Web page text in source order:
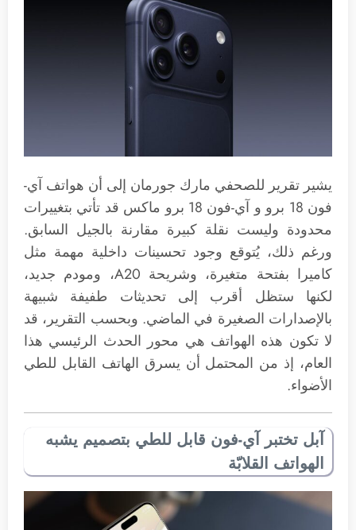
يشير تقرير للصحفي مارك جورمان إلى أن هواتف آي-
فون 18 برو و آي-فون 18 برو ماكس قد تأتي بتغييرات
محدودة وليست نقلة كبيرة مقارنة بالجيل السابق.
ورغم ذلك، يُتوقع وجود تحسينات داخلية مهمة مثل
كاميرا بفتحة متغيرة، وشريحة A20، ومودم جديد،
لكنها ستظل أقرب إلى تحديثات طفيفة شبيهة
بالإصدارات الصغيرة في الماضي. وبحسب التقرير، قد
لا تكون هذه الهواتف هي محور الحدث الرئيسي هذا
العام، إذ من المحتمل أن يسرق الهاتف القابل للطي
الأضواء.
آبل تختبر آي-فون قابل للطي بتصميم يشبه
الهواتف القلابّة